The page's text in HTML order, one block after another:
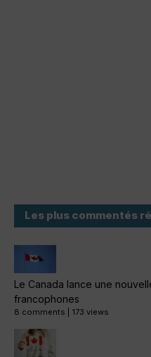
Les plus commentés
Le Canada lance une
francophones
8 comments 173 views